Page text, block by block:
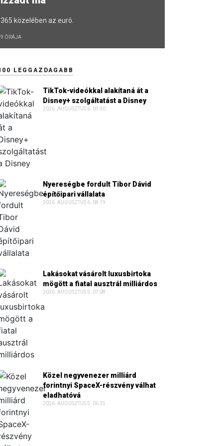
365 közelében az euró.
9 ÓRÁJA
LEGGAZDAGABB
TikTok-videókkal alakítaná át a
Disney+ szolgáltatást a Disney
2026. AUGUSZTUS 6. 09:30
Nyereségbe fordult Tibor Dávid
építőipari vállalata
2026. AUGUSZTUS 6. 08:19
Lakásokat vásárolt luxusbirtoka
mögött a fiatal ausztrál milliárdos
2026. AUGUSZTUS 5. 07:08
Közel negyvenezer milliárd
forintnyi SpaceX-részvény válhat
eladhatóvá
2026. AUGUSZTUS 5. 06:35